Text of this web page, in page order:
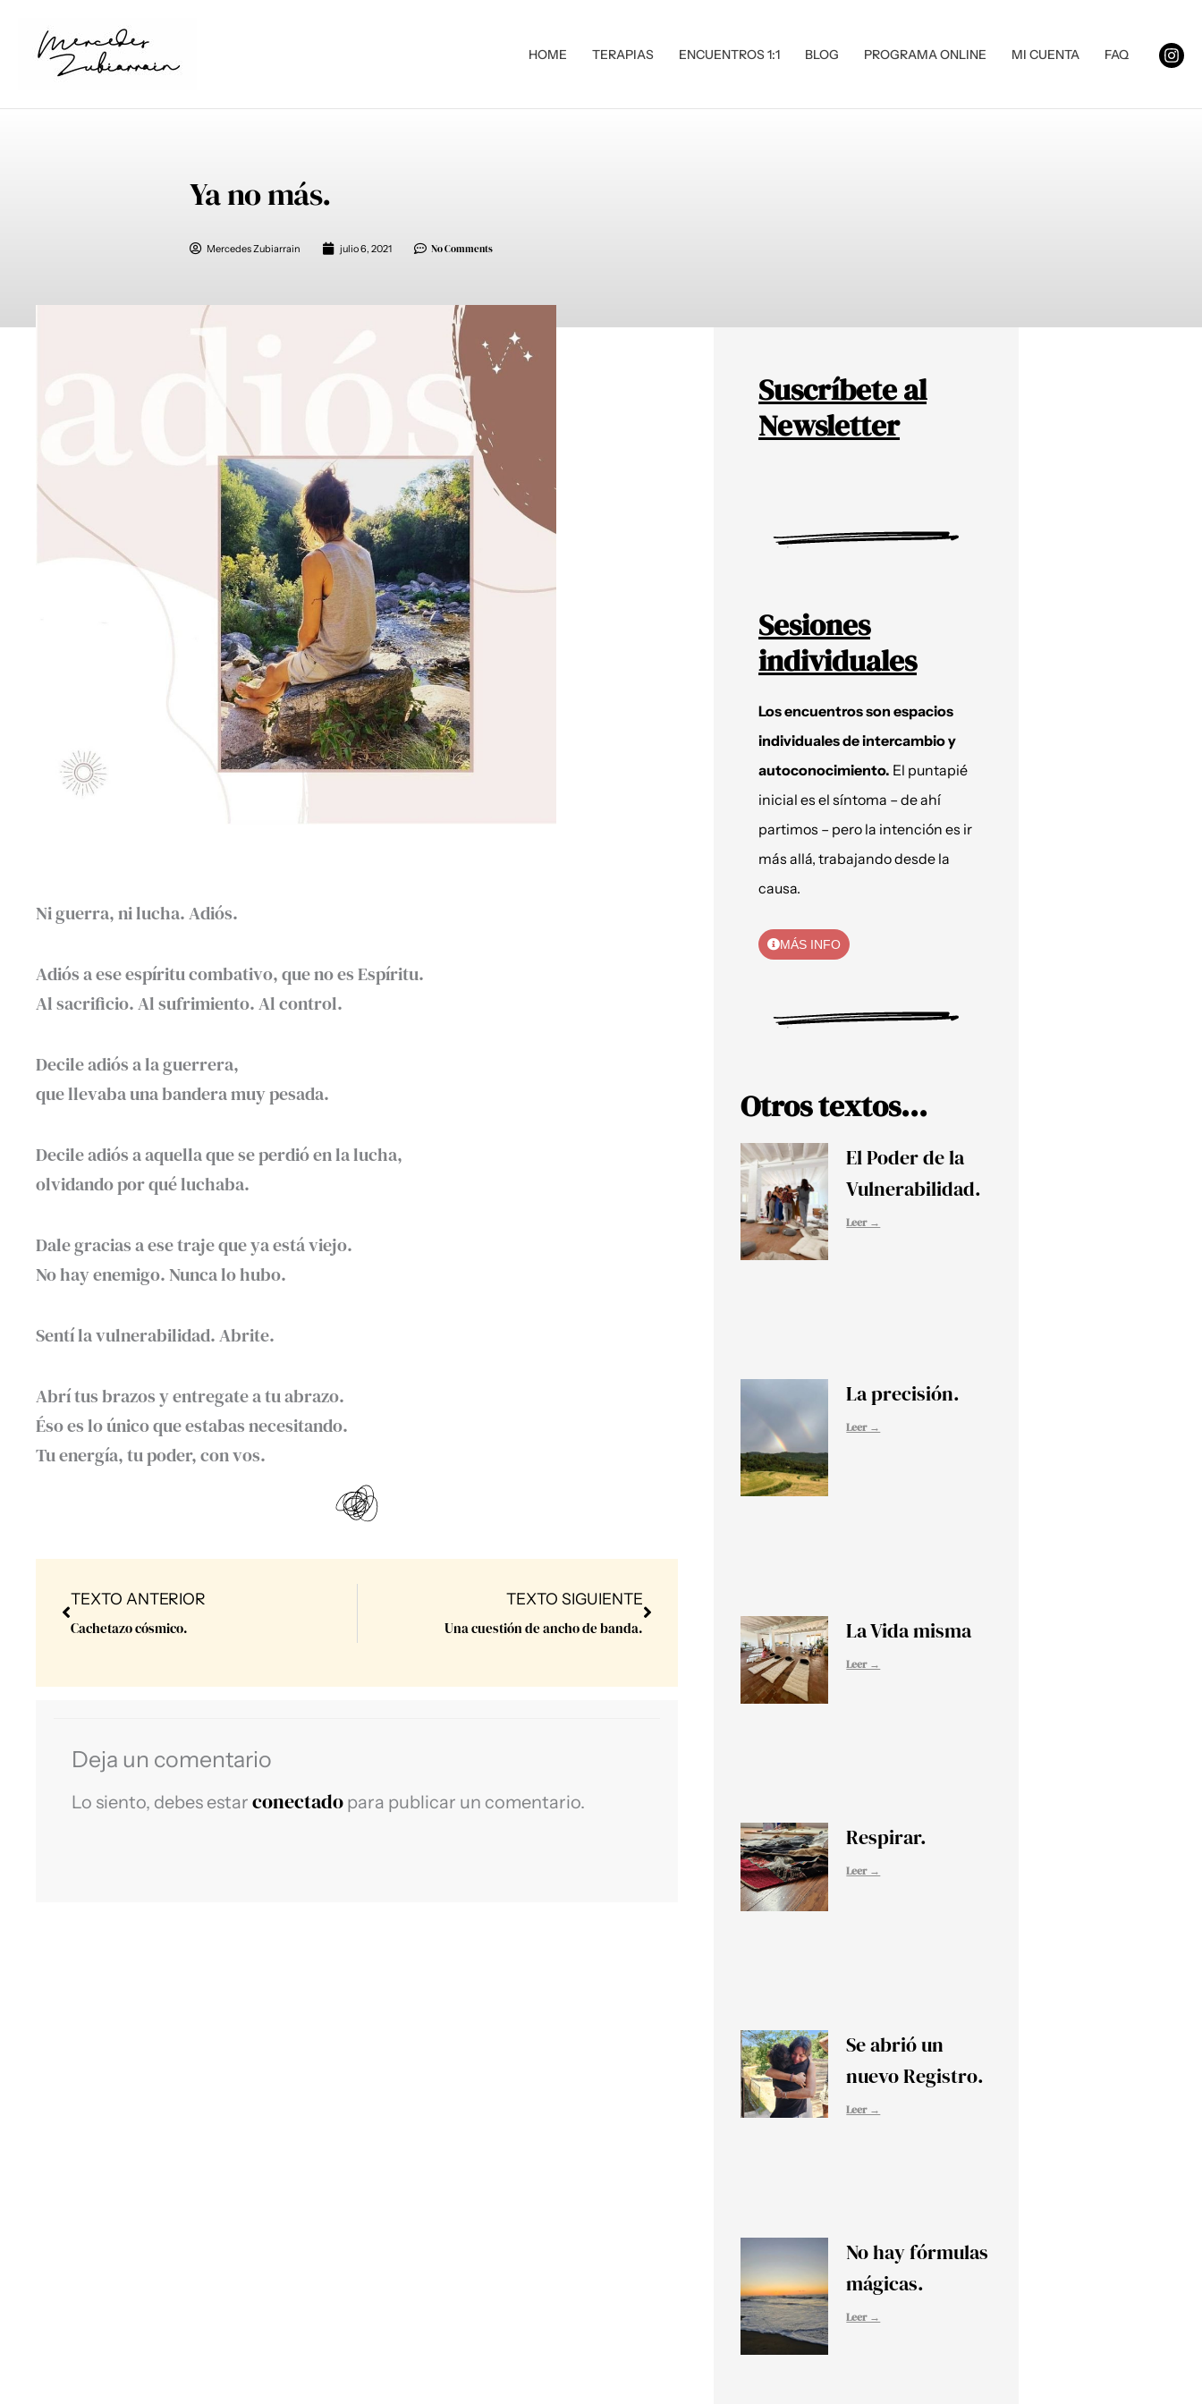
contenido
HOME TERAPIAS ENCUENTROS 1:1 BLOG PROGRAMA ONLINE MI CUENTA FAQ
Ya no más.
Mercedes Zubiarrain julio 6, 2021 No Comments
Ni guerra, ni lucha. Adiós.
Adiós a ese espíritu combativo, que no es Espíritu.
Al sacrificio. Al sufrimiento. Al control.
Decile adiós a la guerrera,
que llevaba una bandera muy pesada.
Decile adiós a aquella que se perdió en la lucha,
olvidando por qué luchaba.
Dale gracias a ese traje que ya está viejo.
No hay enemigo. Nunca lo hubo.
Sentí la vulnerabilidad. Abrite.
Abrí tus brazos y entregate a tu abrazo.
Éso es lo único que estabas necesitando.
Tu energía, tu poder, con vos.
Prev
TEXTO ANTERIOR
Cachetazo cósmico.
TEXTO SIGUIENTE
Una cuestión de ancho de banda.
Deja un comentario
Lo siento, debes estar conectado para publicar un comentario.
Suscríbete al
Newsletter
Sesiones
individuales
Los encuentros son espacios
individuales de intercambio y
autoconocimiento. El puntapié
inicial es el síntoma – de ahí
partimos – pero la intención es ir
más allá, trabajando desde la
causa.
MÁS INFO
Otros textos...
El Poder de la
Vulnerabilidad.
Leer →
La precisión.
Leer →
La Vida misma
Leer →
Respirar.
Leer →
Se abrió un
nuevo Registro.
Leer →
No hay fórmulas
mágicas.
Leer →